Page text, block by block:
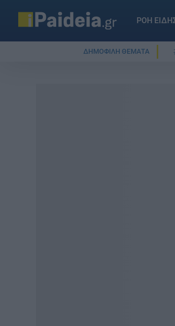
ΡΟΗ
ΔΗΜΟΦΙΛΗ ΘΕΜΑΤΑ